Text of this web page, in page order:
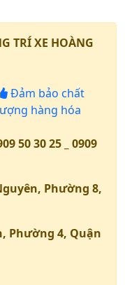
TRÍ XE HOÀNG
Đảm bảo chất
hàng hóa
50 30 25 _ 0909
Phường 8,
Phường 4, Quận